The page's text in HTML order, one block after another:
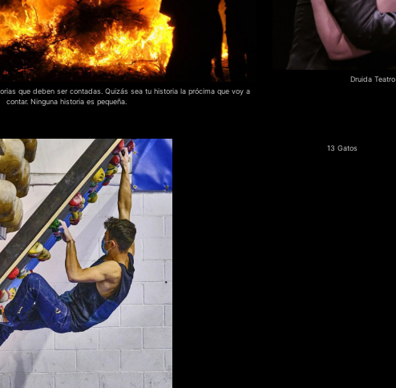
que deben ser contadas. Quizás sea tu historia la prócima que voy a
contar. Ninguna historia es pequeña.
Druida Teatro
13 Gatos